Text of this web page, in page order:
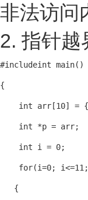
非法访问
2. 指针越
#includeint main()
{
int arr[10] =
    int *p = arr;
    int i = 0;
for(i=0;
   {